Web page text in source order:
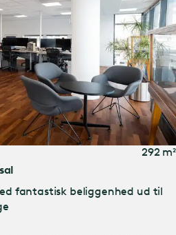
292 m²
fantastisk beliggenhed ud til